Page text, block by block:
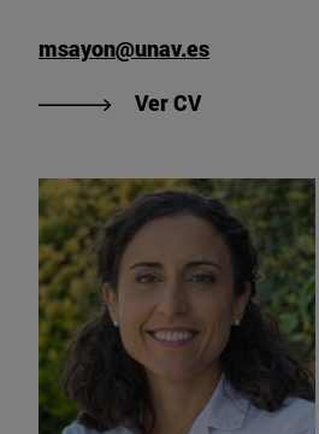
msayon@unav.es
Ver CV"Ver CV de